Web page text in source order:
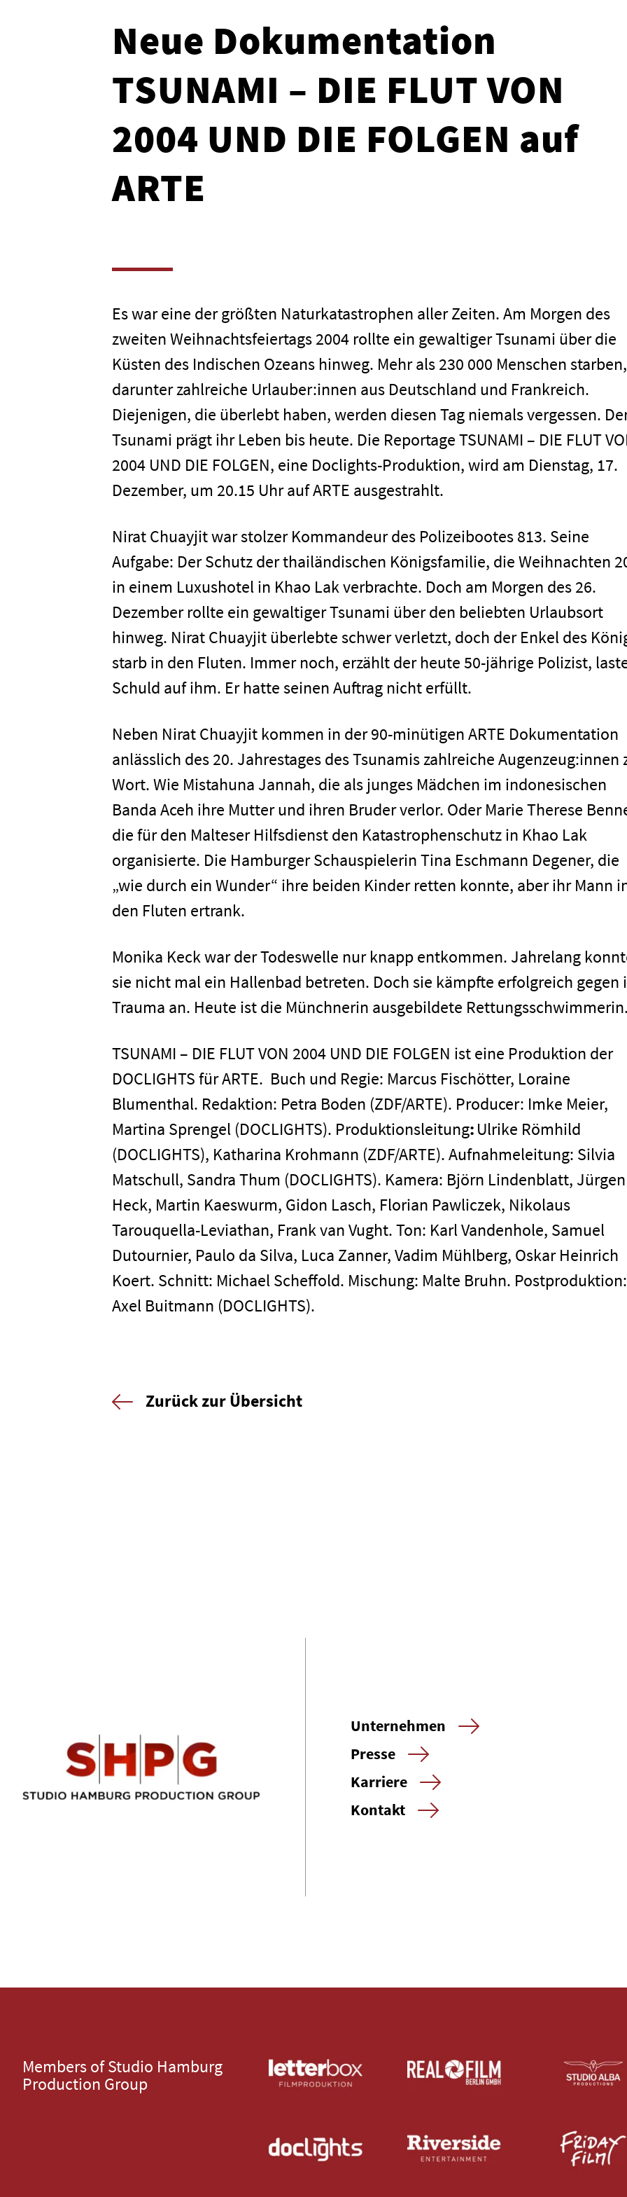
Neue Dokumentation
TSUNAMI – DIE FLUT VON
2004 UND DIE FOLGEN auf
ARTE
Es war eine der größten Naturkatastrophen aller Zeiten. Am Morgen des
zweiten Weihnachtsfeiertags 2004 rollte ein gewaltiger Tsunami über die
Küsten des Indischen Ozeans hinweg. Mehr als 230 000 Menschen starben,
darunter zahlreiche Urlauber:innen aus Deutschland und Frankreich.
Diejenigen, die überlebt haben, werden diesen Tag niemals vergessen.
Tsunami prägt ihr Leben bis heute. Die Reportage TSUNAMI – DIE FLUT
2004 UND DIE FOLGEN, eine Doclights-Produktion, wird am Dienstag, 17.
Dezember, um 20.15 Uhr auf ARTE ausgestrahlt.
Nirat Chuayjit war stolzer Kommandeur des Polizeibootes 813. Seine
Aufgabe: Der Schutz der thailändischen Königsfamilie, die Weihnachten
in einem Luxushotel in Khao Lak verbrachte. Doch am Morgen des 26.
Dezember rollte ein gewaltiger Tsunami über den beliebten Urlaubsort
hinweg. Nirat Chuayjit überlebte schwer verletzt, doch der Enkel des
starb in den Fluten. Immer noch, erzählt der heute 50-jährige Polizist,
Schuld auf ihm. Er hatte seinen Auftrag nicht erfüllt.
Neben Nirat Chuayjit kommen in der 90-minütigen ARTE Dokumentation
anlässlich des 20. Jahrestages des Tsunamis zahlreiche Augenzeug:innen
Wort. Wie Mistahuna Jannah, die als junges Mädchen im indonesischen
Banda Aceh ihre Mutter und ihren Bruder verlor. Oder Marie Therese
die für den Malteser Hilfsdienst den Katastrophenschutz in Khao Lak
organisierte. Die Hamburger Schauspielerin Tina Eschmann Degener, die
„wie durch ein Wunder“ ihre beiden Kinder retten konnte, aber ihr Mann
den Fluten ertrank.
Monika Keck war der Todeswelle nur knapp entkommen. Jahrelang
sie nicht mal ein Hallenbad betreten. Doch sie kämpfte erfolgreich gegen
Trauma an. Heute ist die Münchnerin ausgebildete Rettungsschwimmerin.
TSUNAMI – DIE FLUT VON 2004 UND DIE FOLGEN ist eine Produktion der
DOCLIGHTS für ARTE. Buch und Regie: Marcus Fischötter, Loraine
Blumenthal. Redaktion: Petra Boden (ZDF/ARTE). Producer: Imke Meier,
Martina Sprengel (DOCLIGHTS). Produktionsleitung:Ulrike Römhild
(DOCLIGHTS), Katharina Krohmann (ZDF/ARTE). Aufnahmeleitung: Silvia
Matschull, Sandra Thum (DOCLIGHTS). Kamera: Björn Lindenblatt, Jürgen
Heck, Martin Kaeswurm, Gidon Lasch, Florian Pawliczek, Nikolaus
Tarouquella-Leviathan, Frank van Vught. Ton: Karl Vandenhole, Samuel
Dutournier, Paulo da Silva, Luca Zanner, Vadim Mühlberg, Oskar Heinrich
Koert. Schnitt: Michael Scheffold. Mischung: Malte Bruhn. Postproduktion:
Axel Buitmann (DOCLIGHTS).
Zurück zur Übersicht
Unternehmen
Presse
Karriere
Kontakt
Members of Studio Hamburg
Production Group
Home
Presse
Kontakt
Newsletter Impressum